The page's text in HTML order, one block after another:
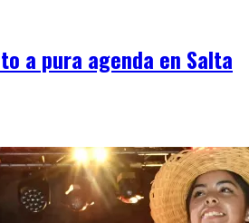
a pura agenda en Salta